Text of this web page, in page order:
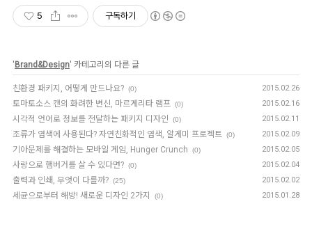
5 구독하기
' Brand&Design' 카테고리의 다른 글
친환경 패키지, 어떻게 만드나요? (0) 2015.02.26
토마토소스 캔의 화려한 변신, 마르게리타 램프 (0) 2015.02.16
시각적 언어로 정보를 전달하는 패키지 디자인 (0) 2015.02.11
조류가 염색에 사용된다? 자연친화적인 염색, 알게미 프로젝트 (0) 2015.02.09
기아문제를 해결하는 모바일 게임, Hunger Crunch (0) 2015.02.05
사랑으로 햄버거를 살 수 있다면? (0) 2015.02.04
출력과 인쇄, 무엇이 다를까? (25) 2015.02.02
세균으로부터 해방! 새로운 디자인 2가지 (0) 2015.01.28